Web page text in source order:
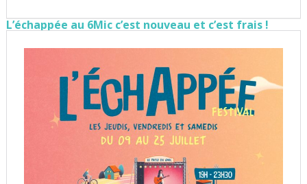
L’échappée au 6Mic c’est nouveau et c’est frais !